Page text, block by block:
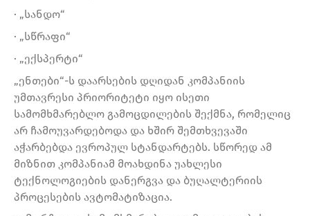
· „სანდო“
· „სწრაფი“
· „ექსპერტი“
„ენთები“-ს დაარსების დღიდან კომპანიის
უმთავრესი პრიორიტეტი იყო ისეთი
სამომხმარებლო გამოცდილების შექმნა, რომელიც
არ ჩამოუვარდებოდა და ხშირ შემთხვევაში
აჭარბებდა ევროპულ სტანდარტებს. სწორედ ამ
მიზნით კომპანიამ მოახდინა უახლესი
ტექნოლოგიების დანერგვა და ბუღალტერიის
პროცესების ავტომატიზაცია.